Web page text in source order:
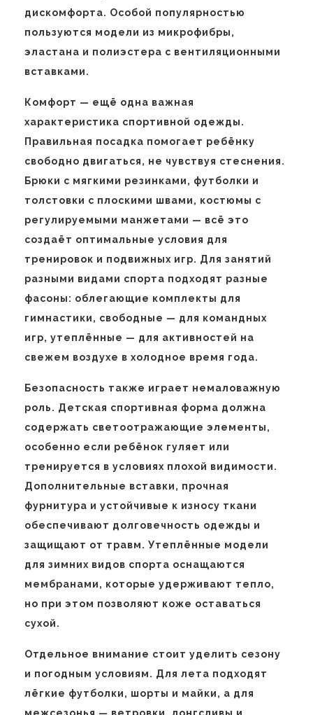
дискомфорта. Особой популярностью
пользуются модели из микрофибры,
эластана и полиэстера с вентиляционными
вставками.
Комфорт — ещё одна важная
характеристика спортивной одежды.
Правильная посадка помогает ребёнку
свободно двигаться, не чувствуя стеснения.
Брюки с мягкими резинками, футболки и
толстовки с плоскими швами, костюмы с
регулируемыми манжетами — всё это
создаёт оптимальные условия для
тренировок и подвижных игр. Для занятий
разными видами спорта подходят разные
фасоны: облегающие комплекты для
гимнастики, свободные — для командных
игр, утеплённые — для активностей на
свежем воздухе в холодное время года.
Безопасность также играет немаловажную
роль. Детская спортивная форма должна
содержать светоотражающие элементы,
особенно если ребёнок гуляет или
тренируется в условиях плохой видимости.
Дополнительные вставки, прочная
фурнитура и устойчивые к износу ткани
обеспечивают долговечность одежды и
защищают от травм. Утеплённые модели
для зимних видов спорта оснащаются
мембранами, которые удерживают тепло,
но при этом позволяют коже оставаться
сухой.
Отдельное внимание стоит уделить сезону
и погодным условиям. Для лета подходят
лёгкие футболки, шорты и майки, а для